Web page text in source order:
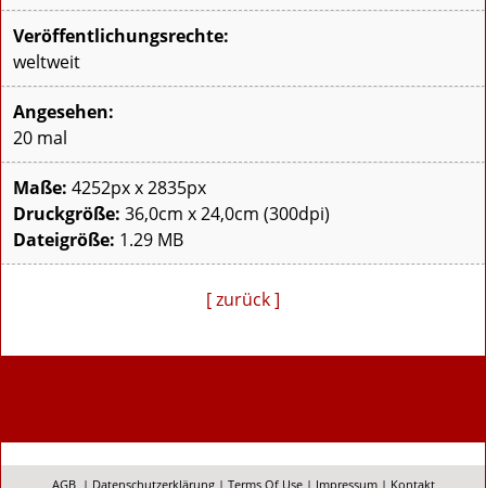
Veröffentlichungsrechte:
weltweit
Angesehen:
20 mal
Maße: 4252px x 2835px
Druckgröße: 36,0cm x 24,0cm (300dpi)
Dateigröße: 1.29 MB
[ zurück ]
AGB | Datenschutzerklärung| Terms Of Use| Impressum| Kontakt